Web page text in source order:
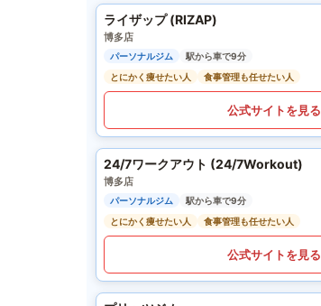
ライザップ (RIZAP)
博多店
パーソナルジム
駅から車で9分
とにかく痩せたい人
食事管理も任せたい人
公式サイトを見る
24/7ワークアウト (24/7Workout)
博多店
パーソナルジム
駅から車で9分
とにかく痩せたい人
食事管理も任せたい人
公式サイトを見る